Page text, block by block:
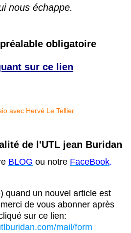
nous échappe.
obligatoire
sur ce lien
de l'UTL jean Buridan
BLOG ou notre FaceBook.
quand un nouvel article est
de vous abonner après
sur ce lien:
mail/form